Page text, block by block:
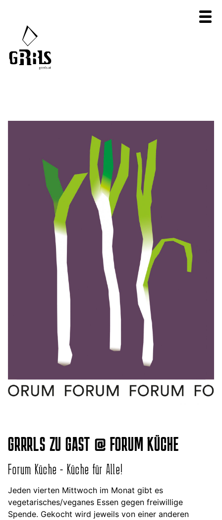
GRRRLS ZU GAST @ FORUM KÜCHE
Forum Küche - Küche für Alle!
Jeden vierten Mittwoch im Monat gibt es
vegetarisches/veganes Essen gegen freiwillige
Spende. Gekocht wird jeweils von einer anderen